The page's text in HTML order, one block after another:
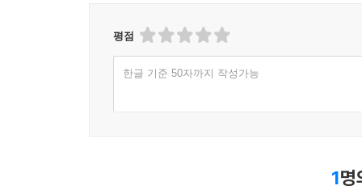
15.1 결정 제어 구조란? 179
15.2 불리언 식이란? 179
15.3 불리언 식을 작성하는 방법 179
평점
한글 기준 50자까지 작성가능
1명